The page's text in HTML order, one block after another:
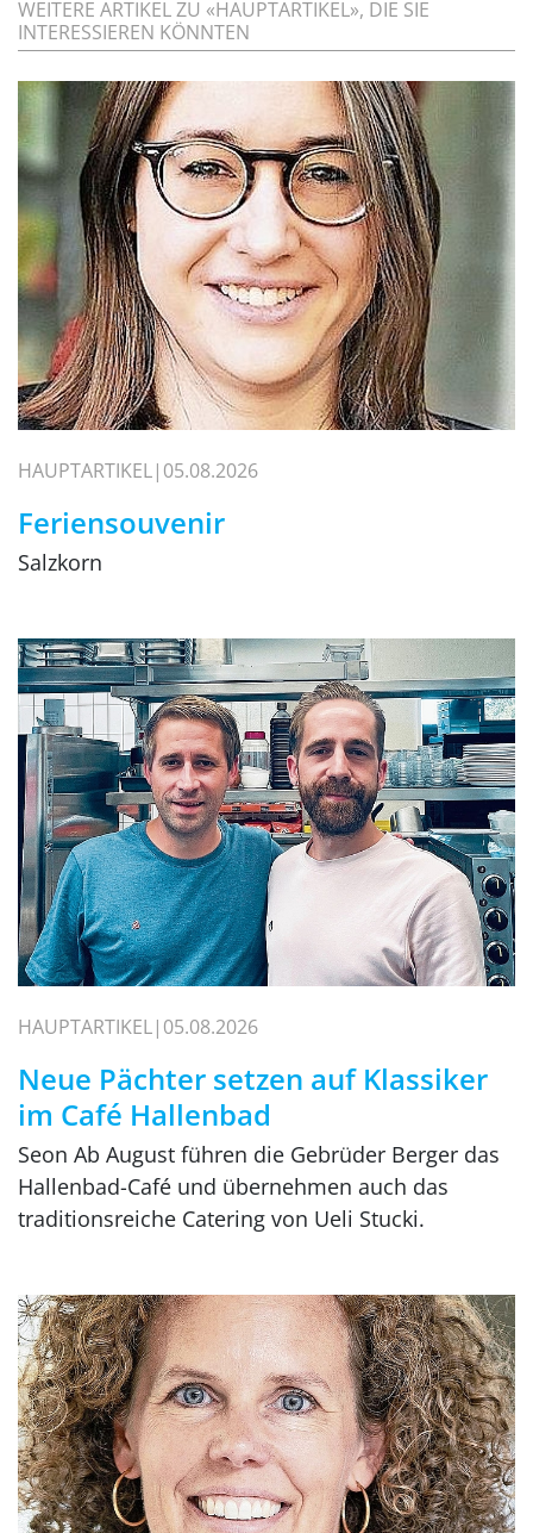
WEITERE ARTIKEL ZU «HAUPTARTIKEL», DIE SIE
INTERESSIEREN KÖNNTEN
HAUPTARTIKEL 05.08.2026
Feriensouvenir
Salzkorn
HAUPTARTIKEL 05.08.2026
Neue Pächter setzen auf Klassiker
im Café Hallenbad
Seon Ab August führen die Gebrüder Berger das
Hallenbad-Café und übernehmen auch das
traditionsreiche Catering von Ueli Stucki.